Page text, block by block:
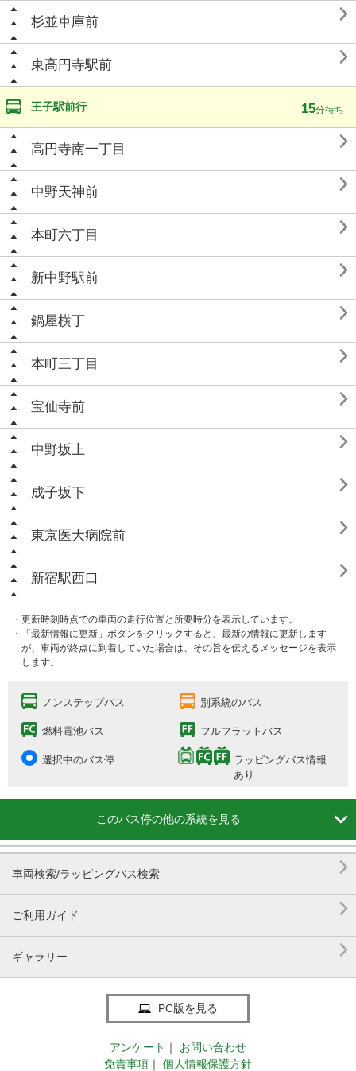
杉並車庫前 
東高円寺駅前 
王子駅前行 15分待ち
高円寺南一丁目 
中野天神前 
本町六丁目 
新中野駅前 
鍋屋横丁 
本町三丁目 
宝仙寺前 
中野坂上 
成子坂下 
東京医大病院前 
新宿駅西口 
・更新時刻時点での車両の走行位置と所要時分を表示しています。
・「最新情報に更新」ボタンをクリックすると、最新の情報に更新します
が、車両が終点に到着していた場合は、その旨を伝えるメッセージを表示
します。
ノンステップバス 別系統のバス
燃料電池バス フルフラットバス
選択中のバス停
ラッピングバス情報
あり
このバス停の他の系統を見る 
車両検索/ラッピングバス検索 
ご利用ガイド 
ギャラリー 
PC版を見る
アンケート ｜
お問い合わせ
免責事項 ｜ 個人情報保護方針